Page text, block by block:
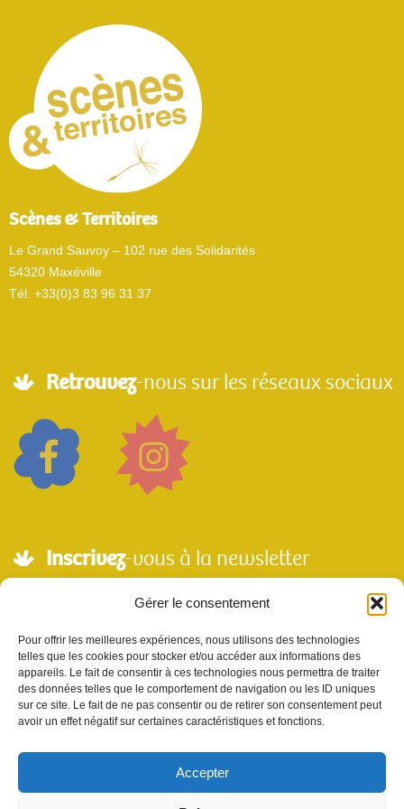
Gérer le consentement
Pour offrir les meilleures expériences, nous utilisons des technologies
telles que les cookies pour stocker et/ou accéder aux informations des
appareils. Le fait de consentir à ces technologies nous permettra de traiter
des données telles que le comportement de navigation ou les ID uniques
sur ce site. Le fait de ne pas consentir ou de retirer son consentement peut
avoir un effet négatif sur certaines caractéristiques et fonctions.
Accepter
Scènes & Territoires
Le Grand Sauvoy – 102 rue des Solidarités
54320 Maxéville
Tél. +33(0)3 83 96 31 37
Retrouvez-nous sur les réseaux sociaux
Inscrivez-vous à la newsletter
Nom
Votre e-mail sera utilisé uniquement pour nous permettre de vous envoyer notre
désinscrire en utilisant le lien se désabonner de la newsletter.